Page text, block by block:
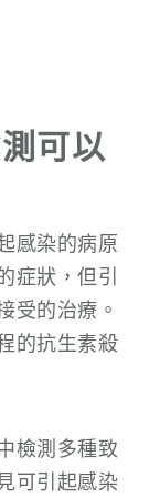
可以
感染的病原
症狀，但引
受的治療。
的抗生素殺
檢測多種致
可引起感染